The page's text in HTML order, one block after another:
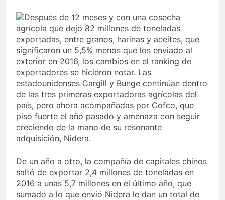
Después de 12 meses y con una cosecha
agrícola que dejó 82 millones de toneladas
exportadas, entre granos, harinas y aceites, que
significaron un 5,5% menos que los enviado al
exterior en 2016, los cambios en el ranking de
exportadores se hicieron notar. Las
estadounidenses Cargill y Bunge continúan dentro
de las tres primeras exportadoras agrícolas del
país, pero ahora acompañadas por Cofco, que
pisó fuerte el año pasado y amenaza con seguir
creciendo de la mano de su resonante
adquisición, Nidera.
De un año a otro, la compañía de capitales chinos
saltó de exportar 2,4 millones de toneladas en
2016 a unas 5,7 millones en el último año, que
sumado a lo que envió Nidera le dan un total de